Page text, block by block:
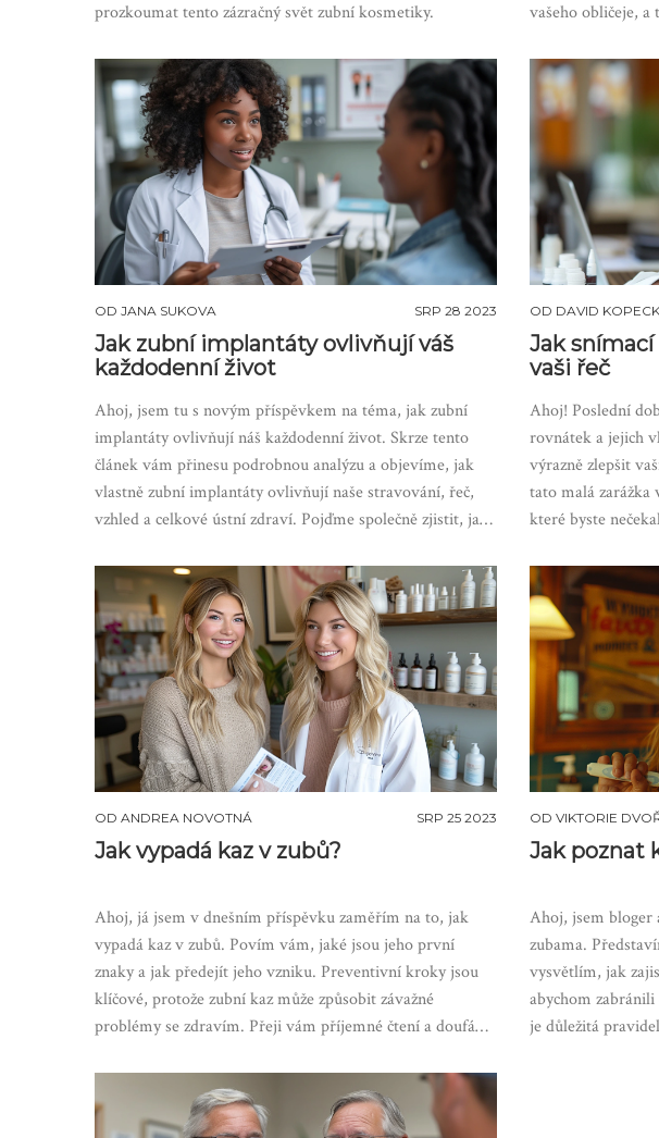
prozkoumat tento zázračný svět zubní kosmetiky.
vašeho obličeje,
fascinující a plná
mnou a
chirurgie.
OD JANA SUKOVA SRP 28 2023
Jak zubní implantáty ovlivňují váš
každodenní život
Ahoj, jsem tu s novým příspěvkem na téma, jak zubní
implantáty ovlivňují náš každodenní život. Skrze tento
článek vám přinesu podrobnou analýzu a objevíme, jak
vlastně zubní implantáty ovlivňují naše stravování, řeč,
vzhled a celkové ústní zdraví. Pojďme společně zjistit, jak
lepšímu!
OD DAVID
Jak
vaši řeč
Ahoj! Poslední
rovnátek a jejich
výrazně zlepšit
tato malá zarážka
které byste
řeči. Zdá se, že
estetický vzhled!
OD ANDREA NOVOTNÁ SRP 25 2023
Jak vypadá kaz v zubů?
Ahoj, já jsem v dnešním příspěvku zaměřím na to, jak
vypadá kaz v zubů. Povím vám, jaké jsou jeho první
znaky a jak předejít jeho vzniku. Preventivní kroky jsou
klíčové, protože zubní kaz může způsobit závažné
problémy se zdravím. Přeji vám příjemné čtení a doufám,
OD VIKTORIE
Jak poznat
Ahoj, jsem bloger
zubama.
vysvětlím, jak
abychom
je důležitá